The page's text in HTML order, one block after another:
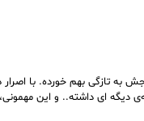
به تازگی بهم خورده. با
دیگه ای داشته.. و این